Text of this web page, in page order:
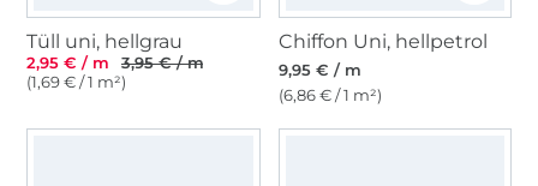
Tüll uni, hellgrau
2,95 € / m
3,95 € / m
(1,69 € / 1 m²)
Chiffon Uni, hellpetrol
9,95 € / m
(6,86 € / 1 m²)